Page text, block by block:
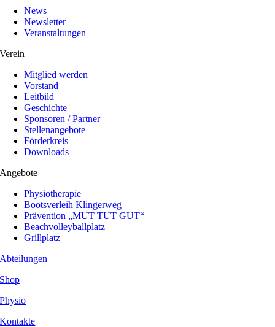
News
Newsletter
Veranstaltungen
Verein
Mitglied werden
Vorstand
Leitbild
Geschichte
Sponsoren / Partner
Stellenangebote
Förderkreis
Downloads
Angebote
Physiotherapie
Bootsverleih Klingerweg
Prävention „MUT TUT GUT“
Beachvolleyballplatz
Grillplatz
Abteilungen
Shop
Physio
Kontakte